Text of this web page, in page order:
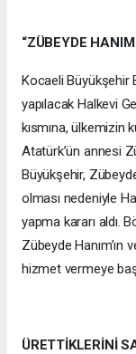
“ZÜBEYDE
Kocaeli Büyükşehir
yapılacak Halkevi
kısmına, ülkemizin
Atatürk’ün annesi
Büyükşehir,
olması nedeniyle
yapma kararı aldı.
Zübeyde Hanım’ın
hizmet vermeye
ÜRETTİKLERİNİ